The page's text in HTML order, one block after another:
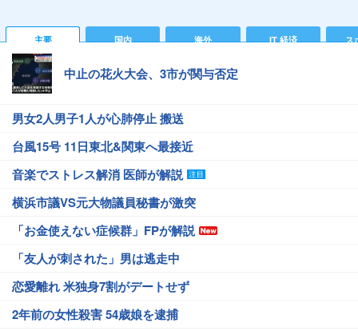
主要 国内 海外 IT 経済 ス
中止の花火大会、3市が関与否定
男女2人男子1人が心肺停止 搬送
台風15号 11日東北&関東へ最接近
音楽でストレス解消 医師が解説
横浜市議VS元大物議員秘書が激突
「お金使えない症候群」FPが解説
「友人が刺された」男は逃走中
恋愛離れ 米独身7割がデートせず
2年前の女性殺害 54歳娘を逮捕